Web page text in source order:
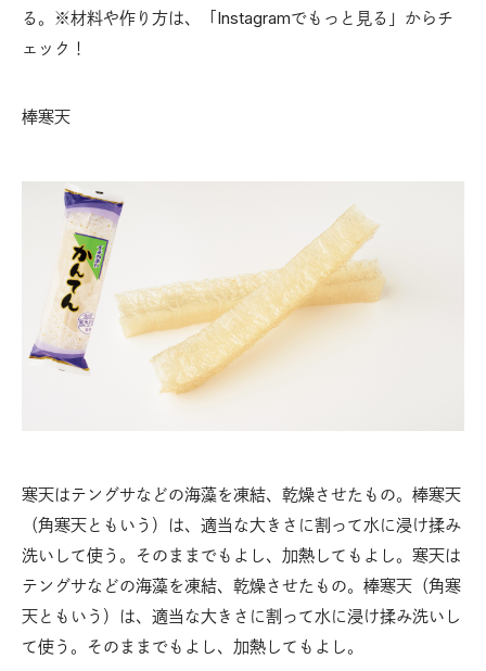
る。※材料や作り方は、「Instagramでもっと見る」からチ
ェック！
棒寒天
寒天はテングサなどの海藻を凍結、乾燥させたもの。棒寒天
（角寒天ともいう）は、適当な大きさに割って水に浸け揉み
洗いして使う。そのままでもよし、加熱してもよし。寒天は
テングサなどの海藻を凍結、乾燥させたもの。棒寒天（角寒
天ともいう）は、適当な大きさに割って水に浸け揉み洗いし
て使う。そのままでもよし、加熱してもよし。